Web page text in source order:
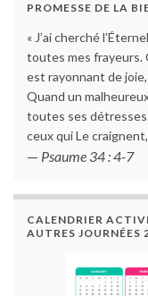
PROMESSE DE LA
« J’ai cherché
toutes mes frayeurs.
est rayonnant de
Quand un
toutes ses détresses.
ceux qui Le
— Psaume 34 : 4-7
CALENDRIER
AUTRES JOURNÉES